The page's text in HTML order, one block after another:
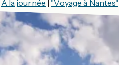
À la journée | "Voyage à Nantes"